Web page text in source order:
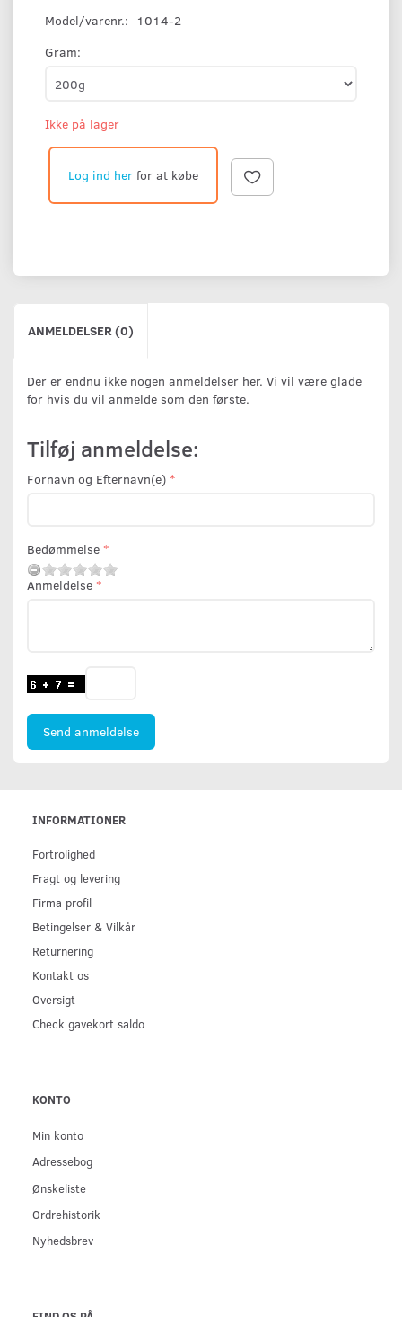
Model/varenr.:
1014-2
Gram:
Ikke på lager
Log ind her for at købe
ANMELDELSER (0)
Der er endnu ikke nogen anmeldelser her. Vi vil være glade
for hvis du vil anmelde som den første.
Tilføj anmeldelse:
Fornavn og Efternavn(e)
Bedømmelse
Anmeldelse
Send anmeldelse
INFORMATIONER
Fortrolighed
Fragt og levering
Firma profil
Betingelser & Vilkår
Returnering
Kontakt os
Oversigt
Check gavekort saldo
KONTO
Min konto
Adressebog
Ønskeliste
Ordrehistorik
Nyhedsbrev